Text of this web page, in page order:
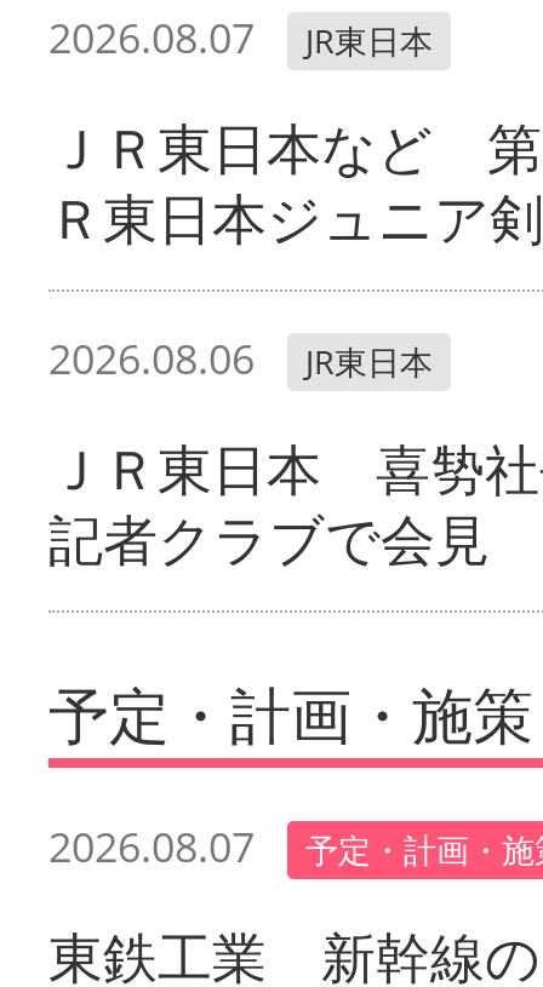
2026.08.07 JR東日本
ＪＲ東日本など
Ｒ東日本ジュニア
2026.08.06 JR東日本
ＪＲ東日本 喜㔟
記者クラブで会見
予定・計画・施策
2026.08.07 予定・計画・
東鉄工業 新幹線